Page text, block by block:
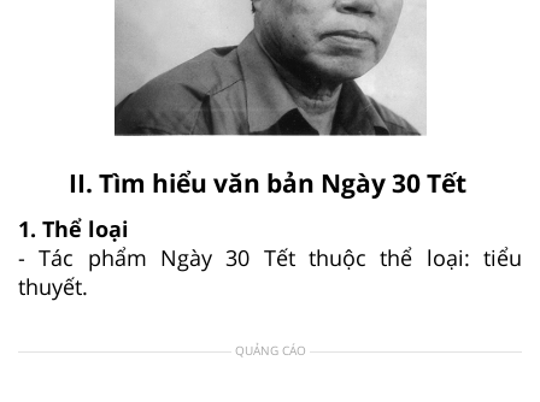
II. Tìm hiểu văn bản Ngày 30 Tết
1. Thể loại
- Tác phẩm Ngày 30 Tết thuộc thể loại: tiểu
thuyết.
QUẢNG CÁO